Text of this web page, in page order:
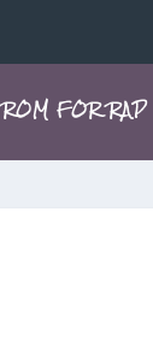
ROM FOR RAP